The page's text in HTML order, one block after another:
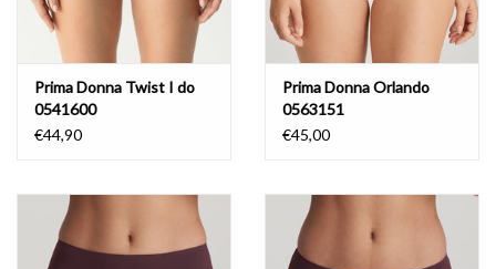
Prima Donna Twist I do
0541600
€44,90
Prima Donna Orlando
0563151
€45,00